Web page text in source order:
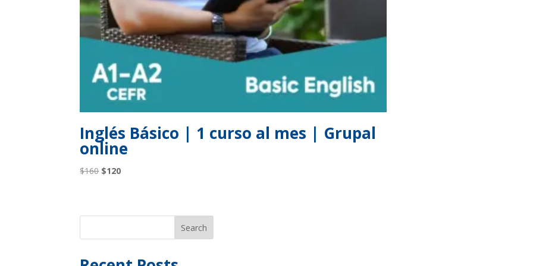
Inglés Básico | 1 curso al mes | Grupal
online
$160 Original
$120Current
Search